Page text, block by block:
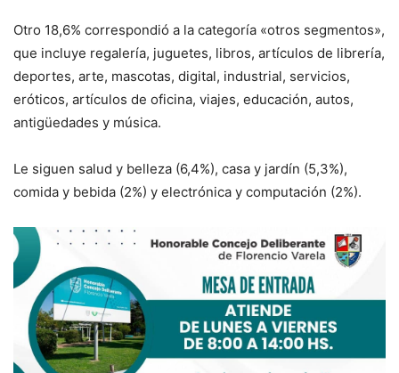
Otro 18,6% correspondió a la categoría «otros segmentos»,
que incluye regalería, juguetes, libros, artículos de librería,
deportes, arte, mascotas, digital, industrial, servicios,
eróticos, artículos de oficina, viajes, educación, autos,
antigüedades y música.
Le siguen salud y belleza (6,4%), casa y jardín (5,3%),
comida y bebida (2%) y electrónica y computación (2%).